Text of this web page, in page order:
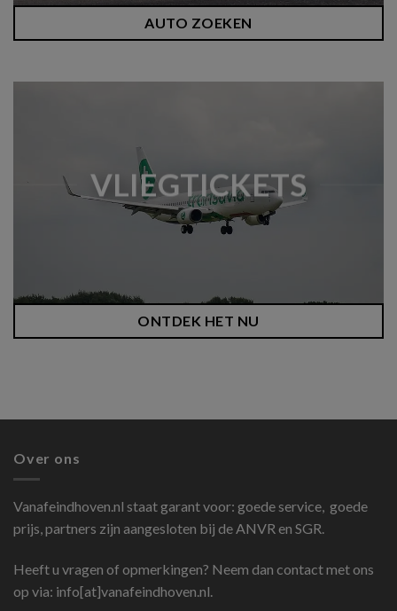
AUTO ZOEKEN
VLIEGTICKETS
ONTDEK HET NU
Over ons
Vanafeindhoven.nl staat garant voor: goede service, goede
prijs, partners zijn aangesloten bij de ANVR en SGR.
Heeft u vragen of opmerkingen? Neem dan contact met ons
op via: info[at]vanafeindhoven.nl.